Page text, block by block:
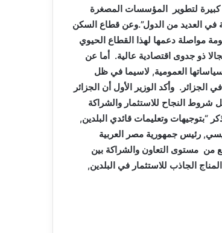
كبيرة لتطوير المؤسسات المصغرة
في العديد من الدول”.وعن قطاع السكن
مواصلة دعمها لهذا القطاع الحيوي
ذو جدوى اقتصادية عالية. أما عن
العمومية, لاسيما في ظل
وأكد الوزير الأول أن الجزائر
كل شروط النجاح للاستثمار والشراكة
“بتوجيهات وتعليمات قائدي البلدين,
رئيس جمهورية مصر العربية
من مستوى التعاون والشراكة بين
الجاذب للاستثمار في البلدين,